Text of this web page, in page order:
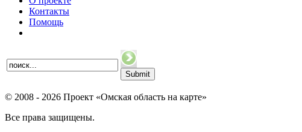
Контакты
Помощь
© 2008 - 2026 Проект «Омская область на карте»
Все права защищены.